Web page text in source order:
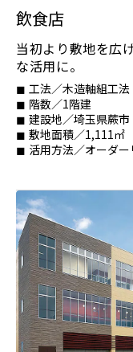
飲食店
当初より敷地を広
な活用に。
工法／木造軸組工法
階数／1階建
建設地／埼玉県蕨市
敷地面積／1,111
活用方法／オーダ